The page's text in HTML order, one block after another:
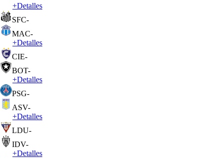
+Detalles
SFC-
MAC-
+Detalles
CIE-
BOT-
+Detalles
PSG-
ASV-
+Detalles
LDU-
IDV-
+Detalles